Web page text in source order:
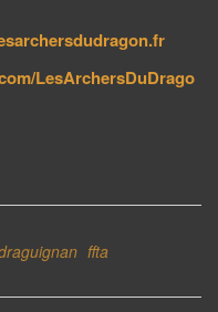
LesArchersDuDrago
ffta